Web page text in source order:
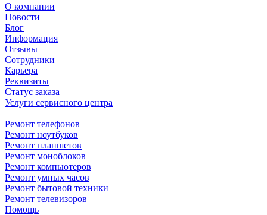
О компании
Новости
Блог
Информация
Отзывы
Сотрудники
Карьера
Реквизиты
Статус заказа
Услуги сервисного центра
Ремонт телефонов
Ремонт ноутбуков
Ремонт планшетов
Ремонт моноблоков
Ремонт компьютеров
Ремонт умных часов
Ремонт бытовой техники
Ремонт телевизоров
Помощь